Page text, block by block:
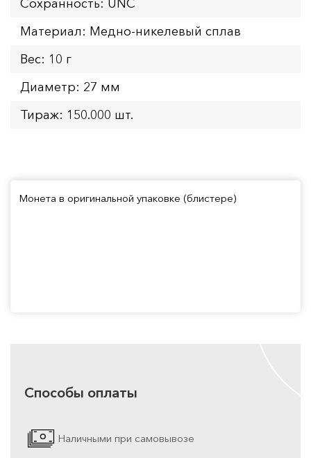
Сохранность: UNC
Материал: Медно-никелевый сплав
Вес: 10 г
Диаметр: 27 мм
Тираж: 150.000 шт.
Монета в оригинальной упаковке (блистере)
Способы оплаты
Наличными при самовывозе